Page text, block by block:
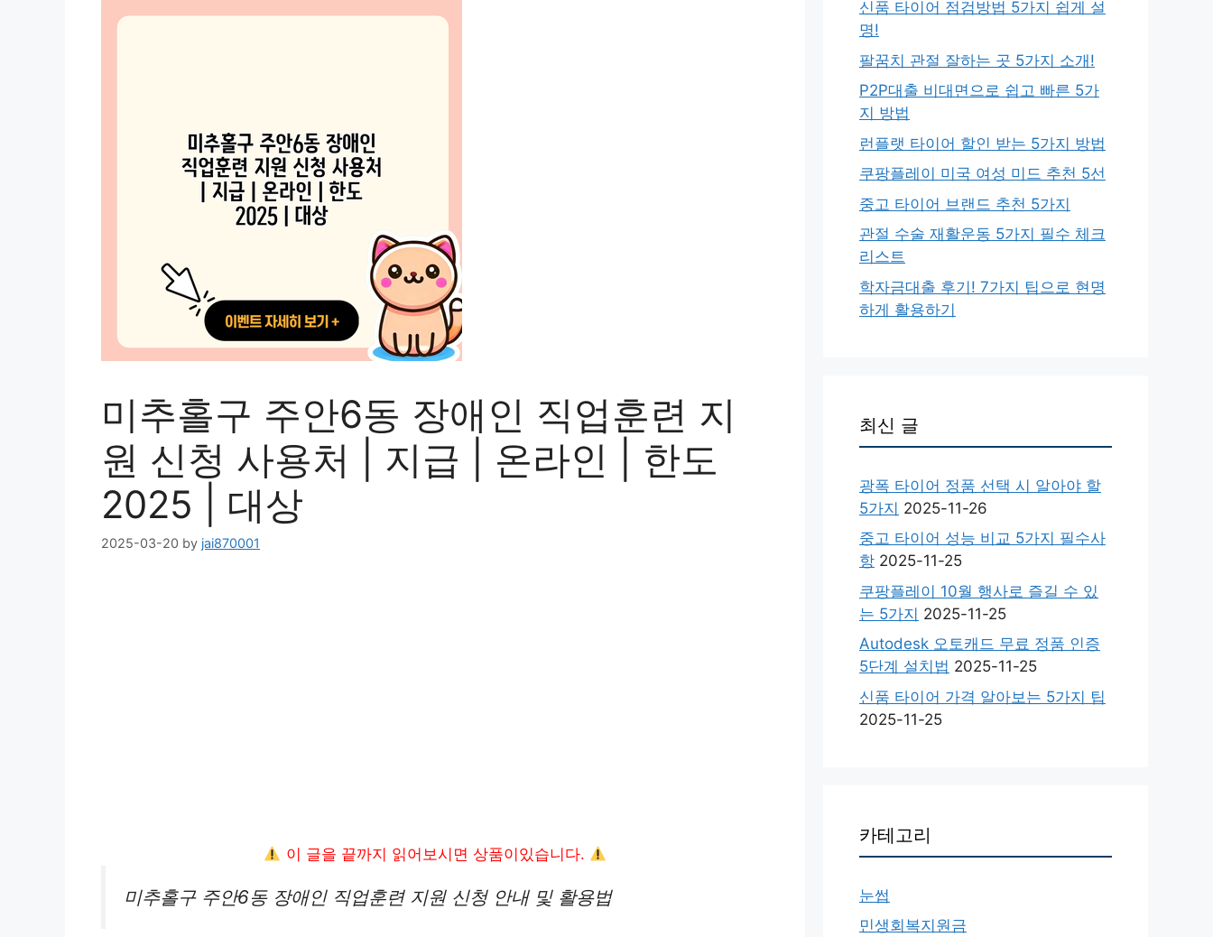
미추홀구 주안6동 장애인 직업훈련 지
원 신청 사용처 | 지급 | 온라인 | 한도
2025 | 대상
2025-03-20 by jai870001
이 글을 끝까지 읽어보시면 상품이있습니다.
미추홀구 주안6동 장애인 직업훈련 지원 신청 안내 및 활용법
신품 타이어 점검방법 5가지 쉽게 설
명!
팔꿈치 관절 잘하는 곳 5가지 소개!
P2P대출 비대면으로 쉽고 빠른 5가
지 방법
런플랫 타이어 할인 받는 5가지 방법
쿠팡플레이 미국 여성 미드 추천 5선
중고 타이어 브랜드 추천 5가지
관절 수술 재활운동 5가지 필수 체크
리스트
학자금대출 후기! 7가지 팁으로 현명
하게 활용하기
최신 글
광폭 타이어 정품 선택 시 알아야 할
5가지 2025-11-26
중고 타이어 성능 비교 5가지 필수사
항 2025-11-25
쿠팡플레이 10월 행사로 즐길 수 있
는 5가지 2025-11-25
Autodesk 오토캐드 무료 정품 인증
5단계 설치법 2025-11-25
신품 타이어 가격 알아보는 5가지 팁
2025-11-25
카테고리
눈썹
민생회복지원금